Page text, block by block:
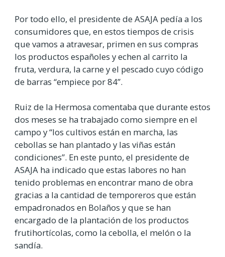
Por todo ello, el presidente de ASAJA pedía a los
consumidores que, en estos tiempos de crisis
que vamos a atravesar, primen en sus compras
los productos españoles y echen al carrito la
fruta, verdura, la carne y el pescado cuyo código
de barras “empiece por 84”.
Ruiz de la Hermosa comentaba que durante estos
dos meses se ha trabajado como siempre en el
campo y “los cultivos están en marcha, las
cebollas se han plantado y las viñas están
condiciones”. En este punto, el presidente de
ASAJA ha indicado que estas labores no han
tenido problemas en encontrar mano de obra
gracias a la cantidad de temporeros que están
empadronados en Bolaños y que se han
encargado de la plantación de los productos
frutihortícolas, como la cebolla, el melón o la
sandía.